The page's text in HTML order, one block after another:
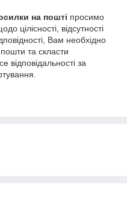
на пошті просимо
цілісності, відсутності
Вам необхідно
пошти та скласти
відповідальності за